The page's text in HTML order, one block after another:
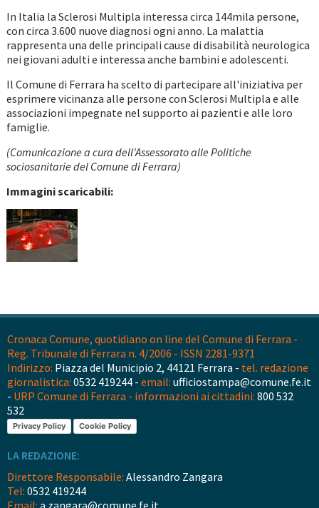
In Italia la Sclerosi Multipla interessa circa 144mila persone,
con circa 3.600 nuove diagnosi ogni anno. La malattia
rappresenta una delle principali cause di disabilità neurologica
nei giovani adulti e interessa anche bambini e adolescenti.
Il Comune di Ferrara ha scelto di partecipare all'iniziativa per
esprimere vicinanza alle persone con Sclerosi Multipla e alle
associazioni impegnate nel supporto ai pazienti e alle loro
famiglie.
(Comunicazione a cura dell'Assessorato alle Politiche
sociosanitarie del Comune di Ferrara)
Immagini scaricabili:
Cronaca Comune, quotidiano on line del Comune di Ferrara -
Reg. Tribunale di Ferrara n. 4/2006 - ISSN 2281-9371
Indirizzo: Piazza del Municipio 2, 44121 Ferrara - tel. redazione
giornalistica: 0532 419244 - email: ufficiostampa@comune.fe.it
- URP Comune di Ferrara - informazioni ai cittadini: 800 532
532
Privacy Policy Cookie Policy
LA REDAZIONE:
Direttore Responsabile: Alessandro Zangara
Tel: 0532 419244
Email: a.zangara@comune.fe.it